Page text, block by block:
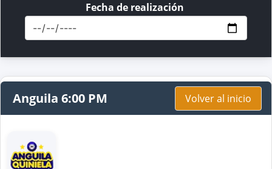
Fecha de realización
Anguila 6:00 PM Volver al inicio